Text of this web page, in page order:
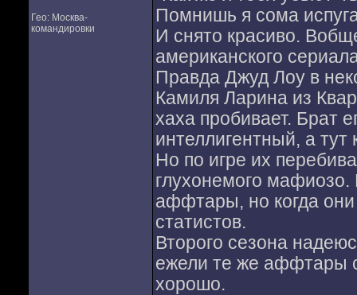
Гео: Москва-
командировки
Помнишь я сома
И снято красиво.
американского
Правда Джуд Лоу в
Камиля Ларина из
хаха пробивает. Брат
интеллигентный, а тут
Но по игре их
глухонемого
аффтары, но когда они
статистов.
Второго сезона
ежели те же аффтары
хорошо.